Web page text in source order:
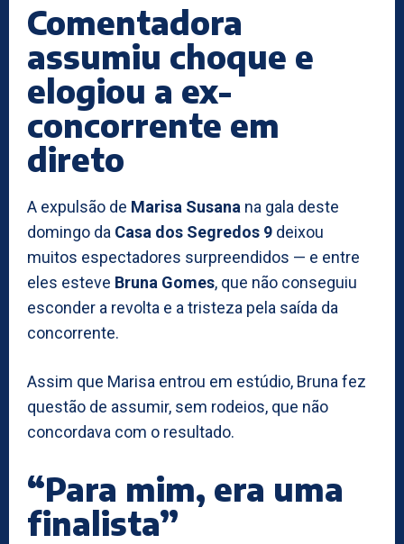
Comentadora
assumiu choque e
elogiou a ex-
concorrente em
direto
A expulsão de Marisa Susana na gala deste
domingo da Casa dos Segredos 9 deixou
muitos espectadores surpreendidos — e entre
eles esteve Bruna Gomes, que não conseguiu
esconder a revolta e a tristeza pela saída da
concorrente.
Assim que Marisa entrou em estúdio, Bruna fez
questão de assumir, sem rodeios, que não
concordava com o resultado.
“Para mim, era uma
finalista”